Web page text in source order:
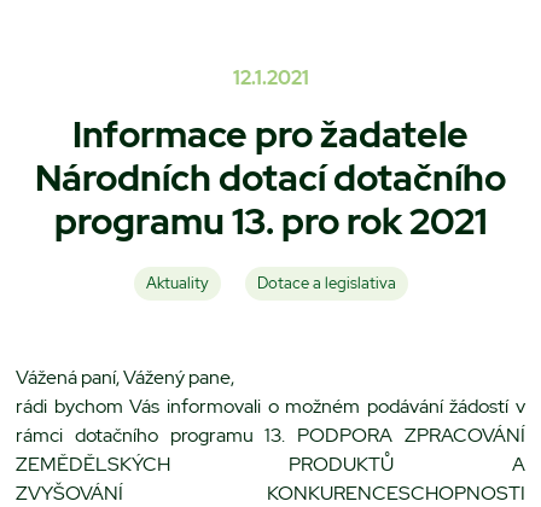
12.1.2021
Informace pro žadatele
Národních dotací dotačního
programu 13. pro rok 2021
Aktuality Dotace a legislativa
Vážená paní, Vážený pane,
rádi bychom Vás informovali o možném podávání žádostí v
rámci dotačního programu 13. PODPORA ZPRACOVÁNÍ
ZEMĚDĚLSKÝCH PRODUKTŮ A
ZVYŠOVÁNÍ KONKURENCESCHOPNOSTI